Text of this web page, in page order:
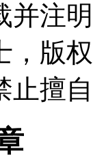
并注
，版
止擅